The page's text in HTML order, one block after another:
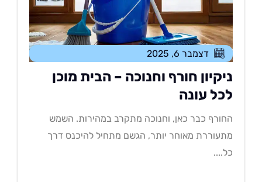
דצמבר 6, 2025
חורף וחנוכה – הבית מוכן
עונה
כבר כאן, וחנוכה מתקרב במהירות. השמש
מאוחר יותר, הגשם מתחיל להיכנס דרך